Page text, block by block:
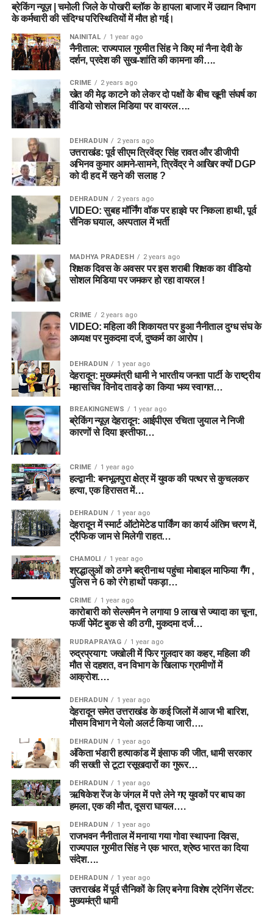
ब्रेकिंग न्यूज़ | चमोली जिले के पोखरी ब्लॉक के हापला बाजार में उद्यान विभाग
के कर्मचारी की संदिग्ध परिस्थितियों में मौत हो गई।
NAINITAL 1 year ago
नैनीताल: राज्यपाल गुरमीत सिंह ने किए मां नैना देवी के
दर्शन, प्रदेश की सुख-शांति की कामना की….
CRIME 2 years ago
खेत की मेढ़ काटने को लेकर दो पक्षों के बीच खूनी संघर्ष का
वीडियो सोशल मिडिया पर वायरल….
DEHRADUN 2 years ago
उत्तराखंड: पूर्व सीएम त्रिवेंद्र सिंह रावत और डीजीपी
अभिनव कुमार आमने-सामने, त्रिवेंद्र ने आखिर क्यों DGP
को दी हद में रहने की सलाह ?
DEHRADUN 2 years ago
VIDEO: सुबह मॉर्निंग वॉक पर हाइवे पर निकला हाथी, पूर्व
सैनिक घयाल, अस्पताल में भर्ती
MADHYA PRADESH 2 years ago
शिक्षक दिवस के अवसर पर इस शराबी शिक्षक का वीडियो
सोशल मिडिया पर जमकर हो रहा वायरल !
CRIME 2 years ago
VIDEO: महिला की शिकायत पर हुआ नैनीताल दुग्ध संघ के
अध्यक्ष पर मुकदमा दर्ज, दुष्कर्म का आरोप।
DEHRADUN 1 year ago
देहरादून: मुख्यमंत्री धामी ने भारतीय जनता पार्टी के राष्ट्रीय
महासचिव विनोद तावड़े का किया भव्य स्वागत…
BREAKINGNEWS 1 year ago
ब्रेकिंग न्यूज़ देहरादून: आईपीएस रचिता जुयाल ने निजी
कारणों से दिया इस्तीफा…
CRIME 1 year ago
हल्द्वानी: बनभूलपुरा क्षेत्र में युवक की पत्थर से कुचलकर
हत्या, एक हिरासत में…
DEHRADUN 1 year ago
देहरादून में स्मार्ट ऑटोमेटेड पार्किंग का कार्य अंतिम चरण में,
ट्रैफिक जाम से मिलेगी राहत…
CHAMOLI 1 year ago
श्रद्धालुओं को ठगने बद्रीनाथ पहुंचा मोबाइल माफिया गैंग ,
पुलिस ने 6 को रंगे हाथों पकड़ा…
CRIME 1 year ago
कारोबारी को सेल्समैन ने लगाया 9 लाख से ज्यादा का चूना,
फर्जी पेमेंट बुक से की ठगी, मुकदमा दर्ज…
RUDRAPRAYAG 1 year ago
रुद्रप्रयाग: जखोली में फिर गुलदार का कहर, महिला की
मौत से दहशत, वन विभाग के खिलाफ ग्रामीणों में
आक्रोश….
DEHRADUN 1 year ago
देहरादून समेत उत्तराखंड के कई जिलों में आज भी बारिश,
मौसम विभाग ने येलो अलर्ट किया जारी….
DEHRADUN 1 year ago
अंकिता भंडारी हत्याकांड में इंसाफ की जीत, धामी सरकार
की सख्ती से टूटा रसूखदारों का गुरूर…
DEHRADUN 1 year ago
ऋषिकेश रेंज के जंगल में पत्ते लेने गए युवकों पर बाघ का
हमला, एक की मौत, दूसरा घायल….
DEHRADUN 1 year ago
राजभवन नैनीताल में मनाया गया गोवा स्थापना दिवस,
राज्यपाल गुरमीत सिंह ने एक भारत, श्रेष्ठ भारत का दिया
संदेश….
DEHRADUN 1 year ago
उत्तराखंड में पूर्व सैनिकों के लिए बनेगा विशेष ट्रेनिंग सेंटर:
मुख्यमंत्री धामी